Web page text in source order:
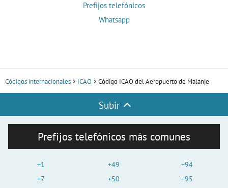
Prefijos telefónicos
Whatsapp
Códigos internacionales ICAO Código ICAO del Aeropuerto de Malanje
Subir
Prefijos telefónicos más comunes
+1
+7
+49
+50
+94
+95